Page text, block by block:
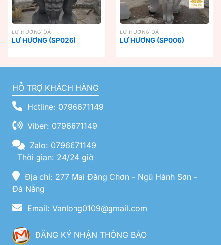
LƯ HƯƠNG ĐÁ
LƯ HƯƠNG (SP026)
LƯ HƯƠNG ĐÁ
LƯ HƯƠNG (SP006)
HỖ TRỢ KHÁCH HÀNG
Hotline: 0796671149
Viber: 0796671149
Zalo: 0796671149
Thời gian: 24/24 giờ
Địa chỉ: 277 Mai Đăng Chơn - Ngũ Hành Sơn -
Đà Nẵng
Email: Vanlong0109@gmail.com
ĐĂNG KÝ NHẬN THÔNG BÁO